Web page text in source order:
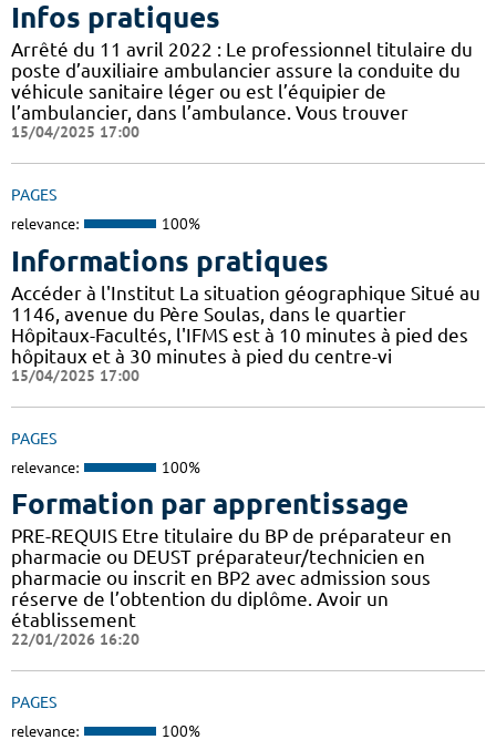
Infos pratiques
Arrêté du 11 avril 2022 : Le professionnel titulaire du
poste d’auxiliaire ambulancier assure la conduite du
véhicule sanitaire léger ou est l’équipier de
l’ambulancier, dans l’ambulance. Vous trouver
15/04/2025 17:00
PAGES
relevance: 100%
Informations pratiques
Accéder à l'Institut La situation géographique Situé au
1146, avenue du Père Soulas, dans le quartier
Hôpitaux-Facultés, l'IFMS est à 10 minutes à pied des
hôpitaux et à 30 minutes à pied du centre-vi
15/04/2025 17:00
PAGES
relevance: 100%
Formation par apprentissage
PRE-REQUIS Etre titulaire du BP de préparateur en
pharmacie ou DEUST préparateur/technicien en
pharmacie ou inscrit en BP2 avec admission sous
réserve de l’obtention du diplôme. Avoir un
établissement
22/01/2026 16:20
PAGES
relevance: 100%